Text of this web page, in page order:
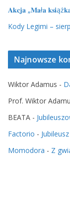
𝐀𝐤𝐜𝐣𝐚 „𝐌𝐚ł𝐚
Kody Legimi –
Najnowsze
Wiktor Adamus -
Prof. Wiktor
BEATA -
Factorio -
Momodora - Z